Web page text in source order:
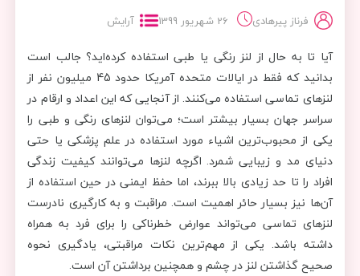
فرناز پیرهادی 26 شهریور 1399 آرایش
آیا تا به حال از لنز رنگی یا طبی استفاده کرده‌اید؟ جالب است
بدانید که فقط در ایالات متحده آمریکا حدود 45 میلیون نفر از
لنزهای تماسی استفاده می‌کنند. از آنجایی که این اعداد و ارقام در
سراسر جهان بسیار بیشتر است؛ می‌توان لنزهای رنگی و طبی را
یکی از محبوب‌ترین اشیاء مورد استفاده در علم پزشکی یا حتی
دنیای مد و زیبایی شمرد. اگرچه لنزها می‌توانند کیفیت زندگی
افراد را تا حد زیادی بالا ببرند، اما حفظ ایمنی در حین استفاده از
آن‌ها نیز بسیار حائر اهمیت است. مراقبت و به کارگیری نادرست
لنزهای تماسی می‌تواند عوارض خطرناکی را برای فرد به همراه
داشته باشد. یکی از مهم‌ترین نکات مراقبتی، یادگیری نحوه
صحیح گذاشتن لنز در چشم و همچنین برداشتن آن است.